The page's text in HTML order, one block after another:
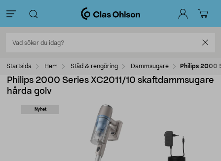
Startsida Hem Städ & rengöring Dammsugare Philips 2000
Philips 2000 Series XC2011/10 skaftdammsugare
hårda golv
Nyhet